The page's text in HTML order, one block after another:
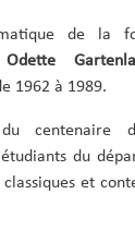
de la
1962 à 1989.
du centenaire
du
et